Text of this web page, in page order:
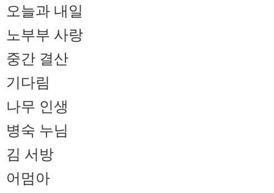
오늘과 내일
노부부 사랑
중간 결산
기다림
나무 인생
병숙 누님
김 서방
어멈아